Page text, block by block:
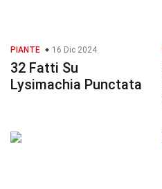
PIANTE 16 Dic 2024
32 Fatti Su
Lysimachia Punctata